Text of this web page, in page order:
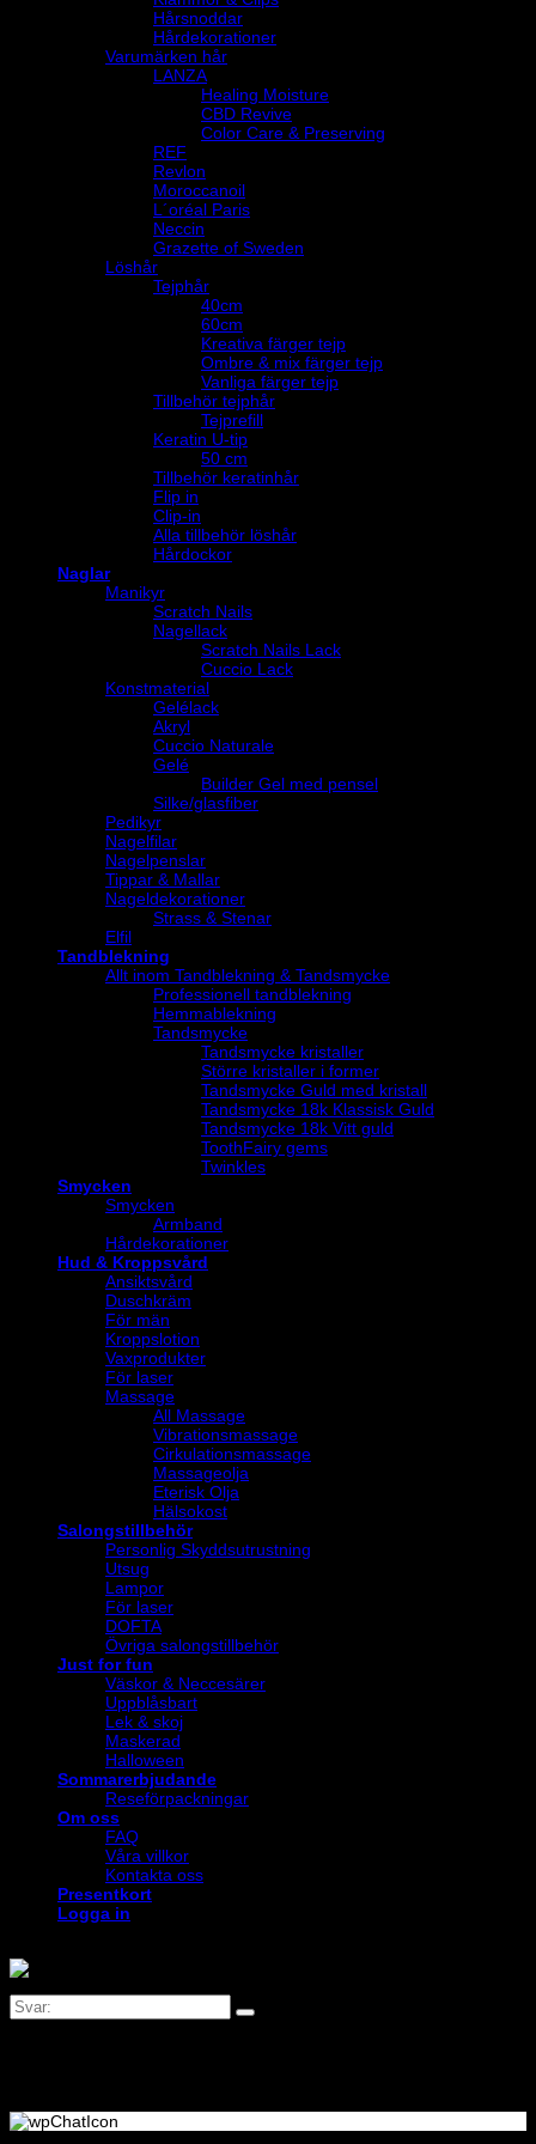
Hårsnoddar
Hårdekorationer
Varumärken hår
LANZA
Healing Moisture
CBD Revive
Color Care & Preserving
REF
Revlon
Moroccanoil
L´oréal Paris
Neccin
Grazette of Sweden
Löshår
Tejphår
40cm
60cm
Kreativa färger tejp
Ombre & mix färger tejp
Vanliga färger tejp
Tillbehör tejphår
Tejprefill
Keratin U-tip
50 cm
Tillbehör keratinhår
Flip in
Clip-in
Alla tillbehör löshår
Hårdockor
Naglar
Manikyr
Scratch Nails
Nagellack
Scratch Nails Lack
Cuccio Lack
Konstmaterial
Gelélack
Akryl
Cuccio Naturale
Gelé
Builder Gel med pensel
Silke/glasfiber
Pedikyr
Nagelfilar
Nagelpenslar
Tippar & Mallar
Nageldekorationer
Strass & Stenar
Elfil
Tandblekning
Allt inom Tandblekning & Tandsmycke
Professionell tandblekning
Hemmablekning
Tandsmycke
Tandsmycke kristaller
Större kristaller i former
Tandsmycke Guld med kristall
Tandsmycke 18k Klassisk Guld
Tandsmycke 18k Vitt guld
ToothFairy gems
Twinkles
Smycken
Smycken
Armband
Hårdekorationer
Hud & Kroppsvård
Ansiktsvård
Duschkräm
För män
Kroppslotion
Vaxprodukter
För laser
Massage
All Massage
Vibrationsmassage
Cirkulationsmassage
Massageolja
Eterisk Olja
Hälsokost
Salongstillbehör
Personlig Skyddsutrustning
Utsug
Lampor
För laser
DOFTA
Övriga salongstillbehör
Just for fun
Väskor & Neccesärer
Uppblåsbart
Lek & skoj
Maskerad
Halloween
Sommarerbjudande
Reseförpackningar
Om oss
FAQ
Våra villkor
Kontakta oss
Presentkort
Logga in